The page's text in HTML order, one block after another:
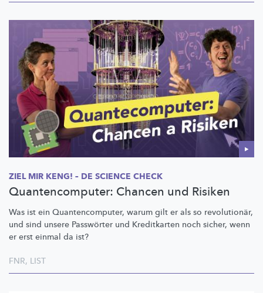
ZIEL MIR KENG! – DE SCIENCE CHECK
Quantencomputer: Chancen und Risiken
Was ist ein Quantencomputer, warum gilt er als so revolutionär,
und sind unsere Passwörter und Kreditkarten noch sicher, wenn
er erst einmal da ist?
FNR, LIST